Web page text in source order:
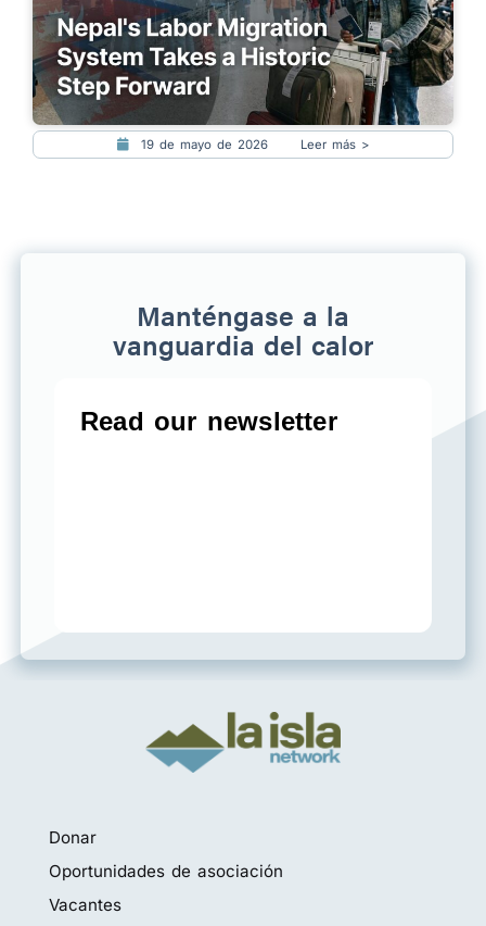
19 de mayo de 2026 Leer más >
Manténgase a la
vanguardia del calor
Donar
Oportunidades de asociación
Vacantes